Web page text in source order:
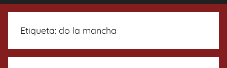
Etiqueta: do la mancha